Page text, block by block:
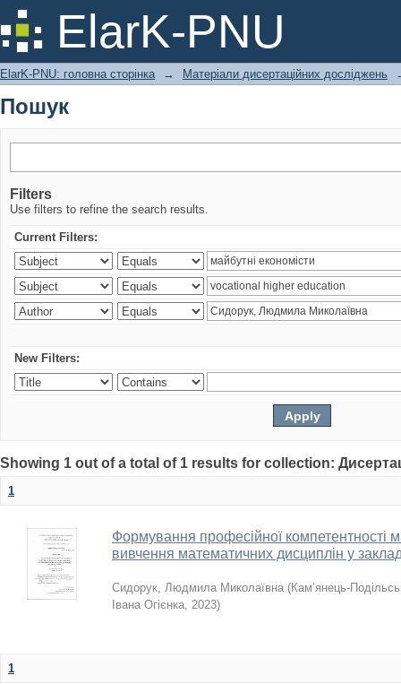
ElarK-PNU
Пошук
ElarK-PNU: головна сторінка → Матеріали дисертаційних досліджень
Пошук
Filters
Use filters to refine the search results.
Current Filters:
New Filters:
Showing 1 out of a total of 1 results for collection:
1
Формування професійної компетентності
вивчення математичних дисциплін у
Сидорук, Людмила Миколаївна (Кам’янець-
Івана Огієнка, 2023)
1